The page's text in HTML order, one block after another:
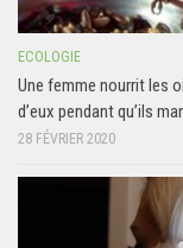
ECOLOGIE
Une femme nourrit les
d’eux pendant qu’ils
28 FÉVRIER 2020